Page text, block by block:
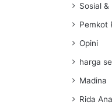
Sosial &
Pemkot
Opini
harga
Madina
Rida